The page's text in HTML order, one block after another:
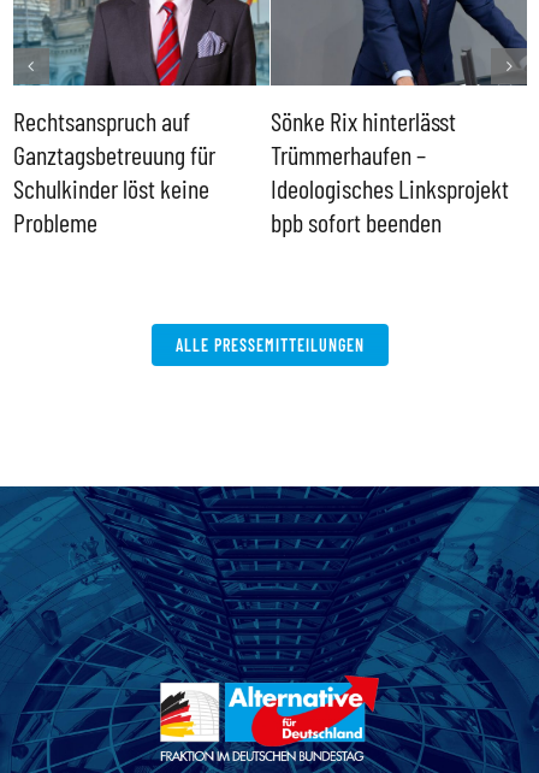
Rechtsanspruch auf
Ganztagsbetreuung für
Schulkinder löst keine
Probleme
Sönke Rix hinterlässt
Trümmerhaufen –
Ideologisches Linksprojekt
bpb sofort beenden
ALLE PRESSEMITTEILUNGEN